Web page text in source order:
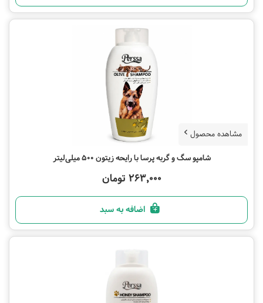
مشاهده محصول
شامپو سگ و گربه پرسا با رایحه زیتون 500 میلی‌لیتر
263,000 تومان
اضافه به سبد